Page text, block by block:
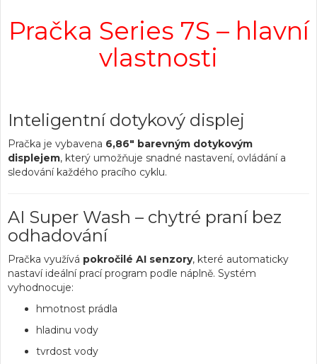
Pračka Series 7S – hlavní
vlastnosti
Inteligentní dotykový displej
Pračka je vybavena 6,86" barevným dotykovým
displejem, který umožňuje snadné nastavení, ovládání a
sledování každého pracího cyklu.
AI Super Wash – chytré praní bez
odhadování
Pračka využívá pokročilé AI senzory, které automaticky
nastaví ideální prací program podle náplně. Systém
vyhodnocuje:
hmotnost prádla
hladinu vody
tvrdost vody